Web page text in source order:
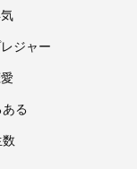
ジャー
る